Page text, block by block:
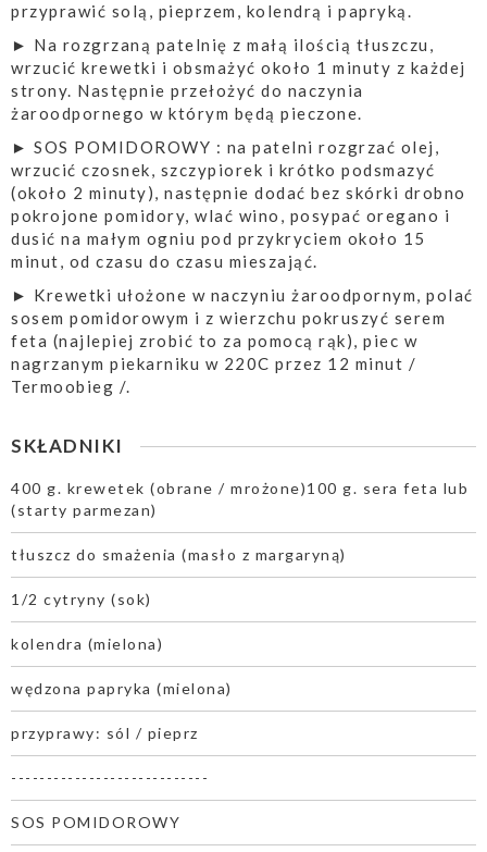
przyprawić solą, pieprzem, kolendrą i papryką.
► Na rozgrzaną patelnię z małą ilością tłuszczu,
wrzucić krewetki i obsmażyć około 1 minuty z każdej
strony. Następnie przełożyć do naczynia
żaroodpornego w którym będą pieczone.
► SOS POMIDOROWY : na patelni rozgrzać olej,
wrzucić czosnek, szczypiorek i krótko podsmazyć
(około 2 minuty), następnie dodać bez skórki drobno
pokrojone pomidory, wlać wino, posypać oregano i
dusić na małym ogniu pod przykryciem około 15
minut, od czasu do czasu mieszająć.
► Krewetki ułożone w naczyniu żaroodpornym, polać
sosem pomidorowym i z wierzchu pokruszyć serem
feta (najlepiej zrobić to za pomocą rąk), piec w
nagrzanym piekarniku w 220C przez 12 minut /
Termoobieg /.
SKŁADNIKI
400 g. krewetek (obrane / mrożone)100 g. sera feta lub
(starty parmezan)
tłuszcz do smażenia (masło z margaryną)
1/2 cytryny (sok)
kolendra (mielona)
wędzona papryka (mielona)
przyprawy: sól / pieprz
----------------------------
SOS POMIDOROWY